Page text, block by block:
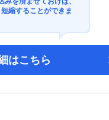
縮することができま
はこちら